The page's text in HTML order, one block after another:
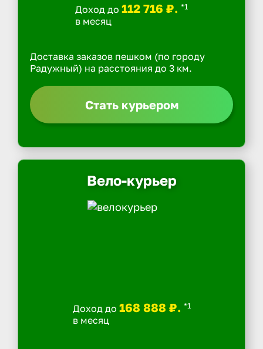
Доход до 112 716 ₽. *1
в месяц
Доставка заказов пешком (по городу
Радужный) на расстояния до 3 км.
Стать курьером
Вело-курьер
Доход до 168 888 ₽. *1
в месяц